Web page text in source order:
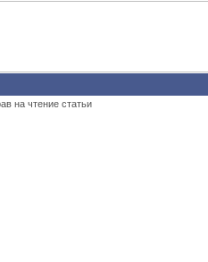
на чтение статьи